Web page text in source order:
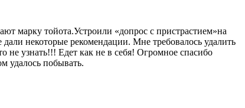
марку тойота.Устроили «допрос с пристрастием»на
некоторые рекомендации. Мне требовалось удалить
не узнать!!! Едет как не в себя! Огромное спасибо
удалось побывать.